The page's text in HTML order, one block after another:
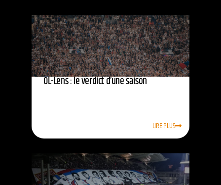
OL-Lens : le verdict d’une saison
LIRE PLUS